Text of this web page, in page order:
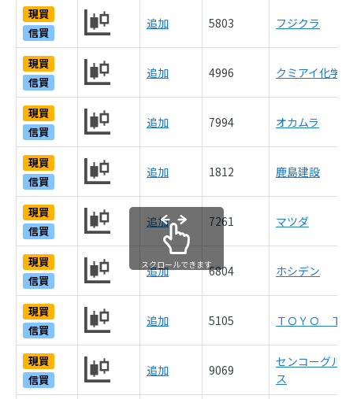
現買
信買
追加 5803 フジクラ
現買
信買
追加 4996 クミアイ化学
現買
信買
追加 7994 オカムラ
現買
信買
追加 1812 鹿島建設
現買
信買
追加 7261 マツダ
現買
信買
追加 6804 ホシデン
現買
信買
追加 5105 ＴＯＹＯ Ｔ
現買
信買
追加 9069
センコーグル
ス
スクロールできます